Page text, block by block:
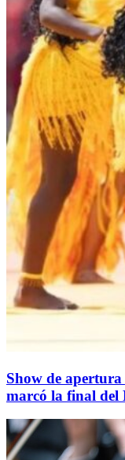
Show de apertura
marcó la final del